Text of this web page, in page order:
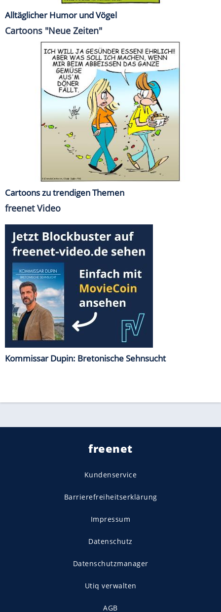
Alltäglicher Humor und Vögel
Cartoons "Neue Zeiten"
Cartoons zu trendigen Themen
freenet Video
Kommissar Dupin: Bretonische Sehnsucht
freenet
Kundenservice
Barrierefreiheitserklärung
Impressum
Datenschutz
Datenschutzmanager
Utiq verwalten
AGB